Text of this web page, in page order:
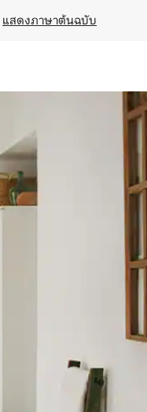
แสดงภาษาต้นฉบับ